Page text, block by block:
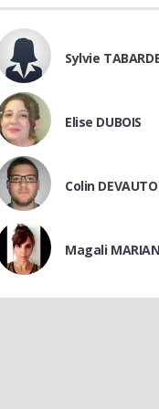
Sylvie
Elise DUBOIS
Colin
Magali